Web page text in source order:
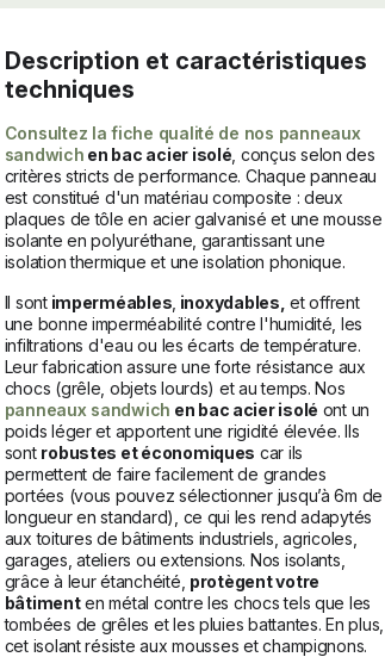
Description et caractéristiques
techniques
Consultez la fiche qualité de nos panneaux
sandwich en bac acier isolé , conçus selon des
critères stricts de performance. Chaque panneau
est constitué d'un matériau composite : deux
plaques de tôle en acier galvanisé et une mousse
isolante en polyuréthane, garantissant une
isolation thermique et une isolation phonique.
Il sontimperméables inoxydables, et offrent
une bonne imperméabilité contre l'humidité, les
infiltrations d'eau ou les écarts de température.
Leur fabrication assure une forte résistance aux
chocs (grêle, objets lourds) et au temps. Nos
panneaux sandwich en bac acier isolé ont un
poids léger et apportent une rigidité élevée. Ils
sont robustes et économiques car ils
permettent de faire facilement de grandes
portées (vous pouvez sélectionner jusqu’à 6m de
longueur en standard), ce qui les rend adapytés
aux toitures de bâtiments industriels, agricoles,
garages, ateliers ou extensions. Nos isolants,
grâce à leur étanchéité, protègent votre
bâtimenten métal contre les chocs tels que les
tombées de grêles et les pluies battantes. En plus,
cet isolant résiste aux mousses et champignons.